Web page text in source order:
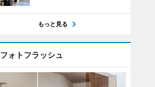
もっと見る
フォトフラッシュ